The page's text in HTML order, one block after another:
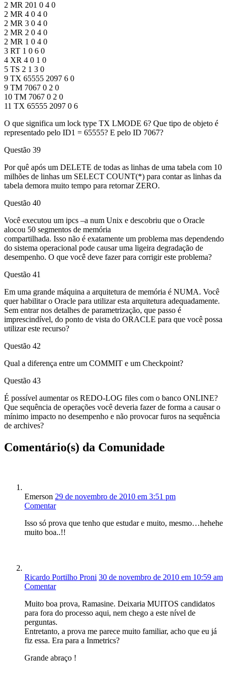
2 MR 201 0 4 0
2 MR 4 0 4 0
2 MR 3 0 4 0
2 MR 2 0 4 0
2 MR 1 0 4 0
3 RT 1 0 6 0
4 XR 4 0 1 0
5 TS 2 1 3 0
9 TX 65555 2097 6 0
9 TM 7067 0 2 0
10 TM 7067 0 2 0
11 TX 65555 2097 0 6
O que significa um lock type TX LMODE 6? Que tipo de objeto é
representado pelo ID1 = 65555? E pelo ID 7067?
Questão 39
Por quê após um DELETE de todas as linhas de uma tabela com 10
milhões de linhas um SELECT COUNT(*) para contar as linhas da
tabela demora muito tempo para retornar ZERO.
Questão 40
Você executou um ipcs –a num Unix e descobriu que o Oracle
alocou 50 segmentos de memória
compartilhada. Isso não é exatamente um problema mas dependendo
do sistema operacional pode causar uma ligeira degradação de
desempenho. O que você deve fazer para corrigir este problema?
Questão 41
Em uma grande máquina a arquitetura de memória é NUMA. Você
quer habilitar o Oracle para utilizar esta arquitetura adequadamente.
Sem entrar nos detalhes de parametrização, que passo é
imprescindível, do ponto de vista do ORACLE para que você possa
utilizar este recurso?
Questão 42
Qual a diferença entre um COMMIT e um Checkpoint?
Questão 43
É possível aumentar os REDO-LOG files com o banco ONLINE?
Que sequência de operações você deveria fazer de forma a causar o
mínimo impacto no desempenho e não provocar furos na sequência
de archives?
Comentário(s) da Comunidade
Emerson 29 de novembro de 2010 em 3:51 pm
Comentar
Isso só prova que tenho que estudar e muito, mesmo…hehehe
muito boa..!!
Ricardo Portilho Proni 30 de novembro de 2010 em 10:59 am
Comentar
Muito boa prova, Ramasine. Deixaria MUITOS candidatos
para fora do processo aqui, nem chego a este nível de
perguntas.
Entretanto, a prova me parece muito familiar, acho que eu já
fiz essa. Era para a Inmetrics?
Grande abraço !